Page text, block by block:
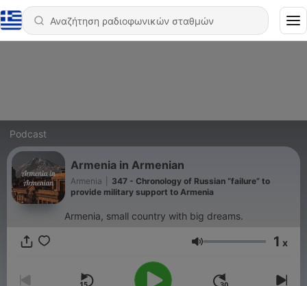
Podcast
Armenia in Armenian
Armenia
347 - Chronology of Russian “failure” to
provide military support to Armenia
Armenia, small country with big dreams.
Ένταση 1 x